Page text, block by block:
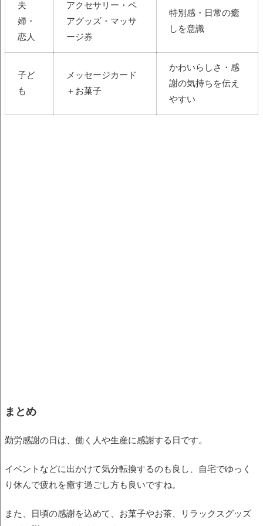
夫
婦・
恋人
アクセサリー・ペ
アグッズ・マッサ
ージ券
特別感・日常の癒
しを意識
子ど
も
メッセージカード
＋お菓子
かわいらしさ・感
謝の気持ちを伝え
やすい
まとめ
勤労感謝の日は、働く人や生産に感謝する日です。
イベントなどに出かけて気分転換するのも良し、自宅でゆっく
り休んで疲れを癒す過ごし方も良いですね。
また、日頃の感謝を込めて、お菓子やお茶、リラックスグッズ